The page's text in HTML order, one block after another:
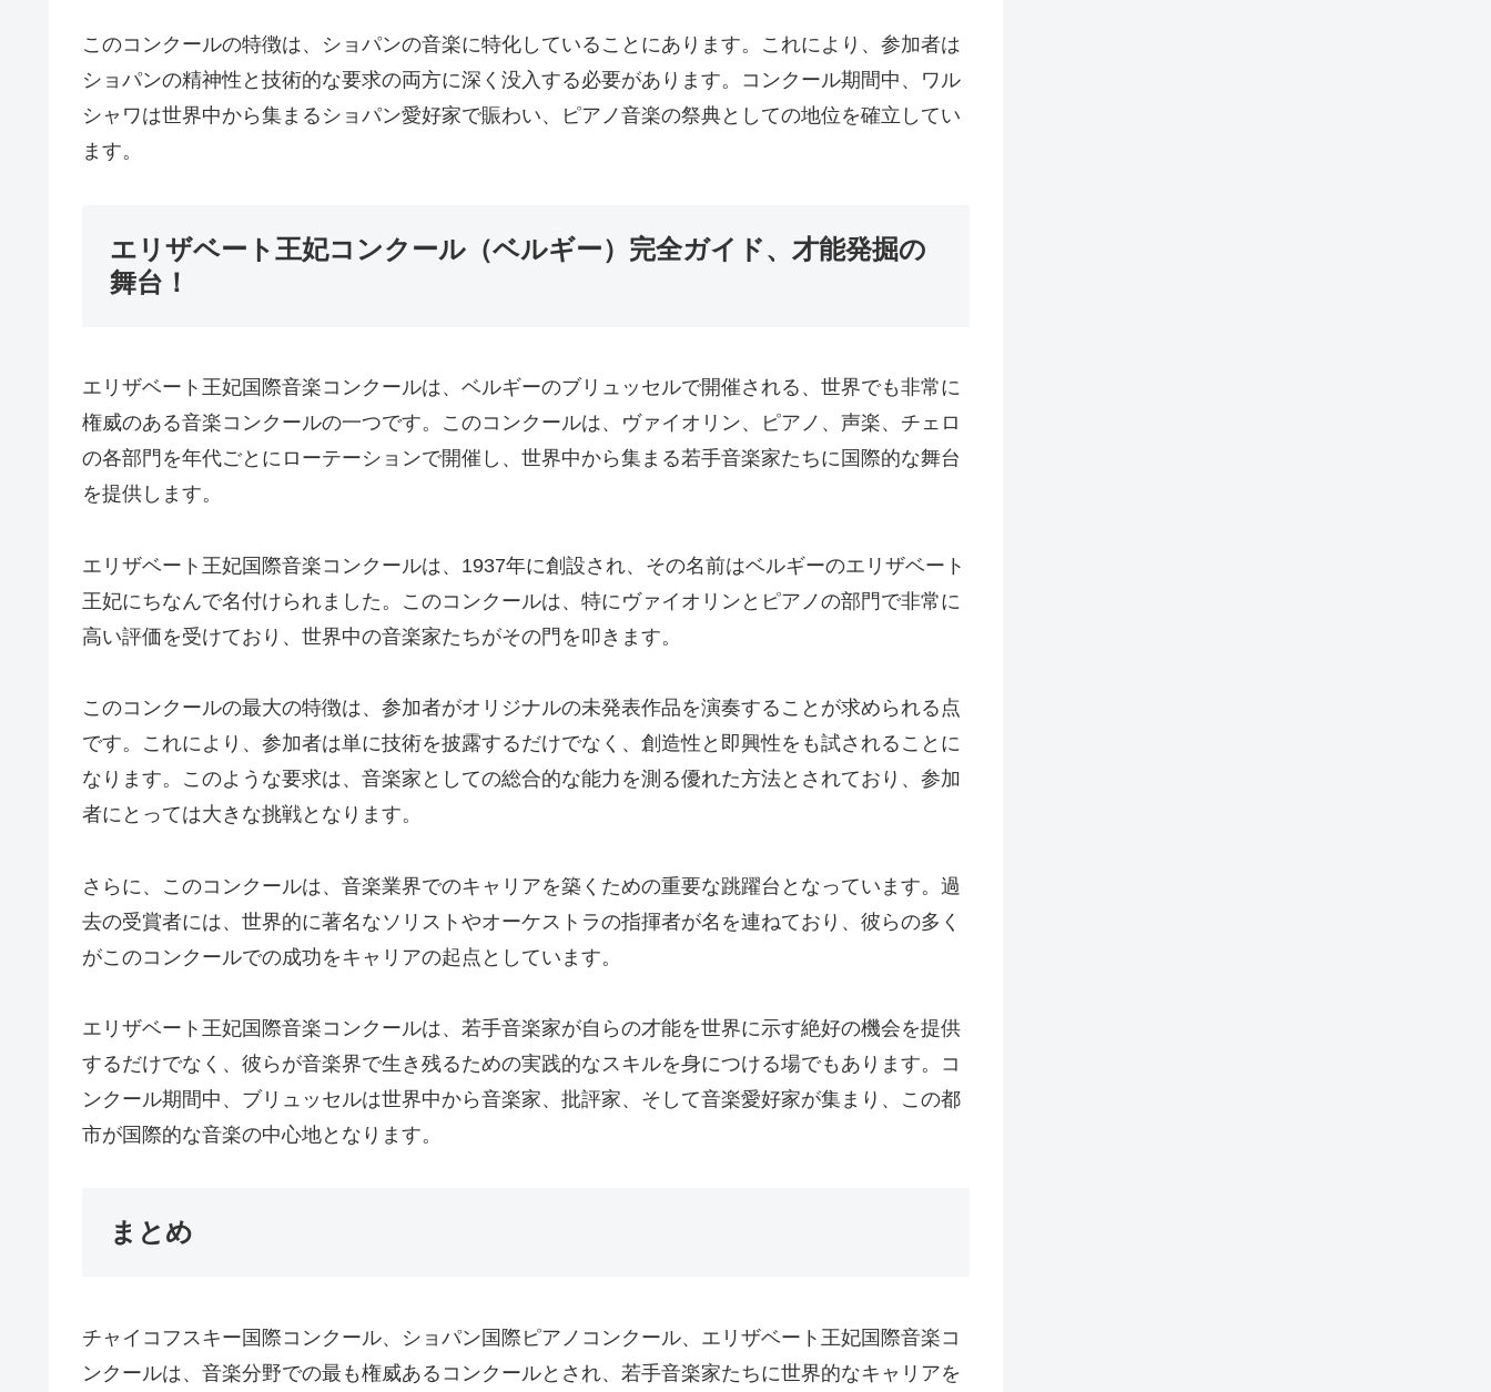
このコンクールの特徴は、ショパンの音楽に特化していることにあります。これにより、参加者は
ショパンの精神性と技術的な要求の両方に深く没入する必要があります。コンクール期間中、ワル
シャワは世界中から集まるショパン愛好家で賑わい、ピアノ音楽の祭典としての地位を確立してい
ます。
エリザベート王妃コンクール（ベルギー）完全ガイド、才能発掘の
舞台！
エリザベート王妃国際音楽コンクールは、ベルギーのブリュッセルで開催される、世界でも非常に
権威のある音楽コンクールの一つです。このコンクールは、ヴァイオリン、ピアノ、声楽、チェロ
の各部門を年代ごとにローテーションで開催し、世界中から集まる若手音楽家たちに国際的な舞台
を提供します。
エリザベート王妃国際音楽コンクールは、1937年に創設され、その名前はベルギーのエリザベート
王妃にちなんで名付けられました。このコンクールは、特にヴァイオリンとピアノの部門で非常に
高い評価を受けており、世界中の音楽家たちがその門を叩きます。
このコンクールの最大の特徴は、参加者がオリジナルの未発表作品を演奏することが求められる点
です。これにより、参加者は単に技術を披露するだけでなく、創造性と即興性をも試されることに
なります。このような要求は、音楽家としての総合的な能力を測る優れた方法とされており、参加
者にとっては大きな挑戦となります。
さらに、このコンクールは、音楽業界でのキャリアを築くための重要な跳躍台となっています。過
去の受賞者には、世界的に著名なソリストやオーケストラの指揮者が名を連ねており、彼らの多く
がこのコンクールでの成功をキャリアの起点としています。
エリザベート王妃国際音楽コンクールは、若手音楽家が自らの才能を世界に示す絶好の機会を提供
するだけでなく、彼らが音楽界で生き残るための実践的なスキルを身につける場でもあります。コ
ンクール期間中、ブリュッセルは世界中から音楽家、批評家、そして音楽愛好家が集まり、この都
市が国際的な音楽の中心地となります。
まとめ
チャイコフスキー国際コンクール、ショパン国際ピアノコンクール、エリザベート王妃国際音楽コ
ンクールは、音楽分野での最も権威あるコンクールとされ、若手音楽家たちに世界的なキャリアを